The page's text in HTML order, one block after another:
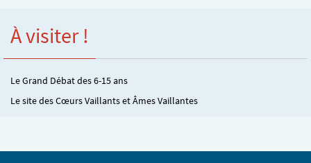
À visiter !
Le Grand Débat des 6-15 ans
Le site des Cœurs Vaillants et Âmes Vaillantes